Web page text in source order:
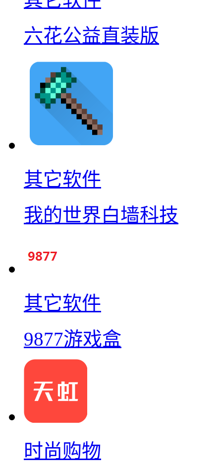
六花公益直装版
其它软件
我的世界白墙科技
其它软件
9877游戏盒
时尚购物